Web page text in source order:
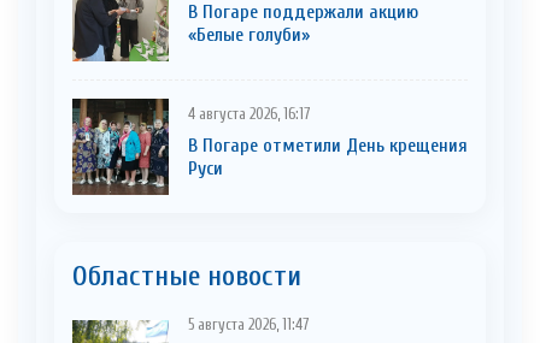
В Погаре поддержали акцию
«Белые голуби»
4 августа 2026, 16:17
В Погаре отметили День крещения
Руси
Областные новости
5 августа 2026, 11:47